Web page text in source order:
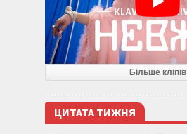
Більше кліпів
ЦИТАТА ТИЖНЯ